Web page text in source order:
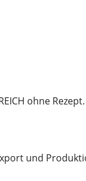
ohne
und